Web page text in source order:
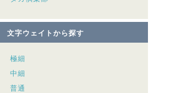
文字ウェイトから探す
極細
中細
普通